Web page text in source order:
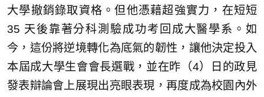
大學撤銷錄取資格。但他憑藉超強實力，在短短
35 天後靠著分科測驗成功考回成大醫學系。如
今，這份將逆境轉化為底氣的韌性，讓他決定投入
本屆成大學生會會長選戰，並在昨（4）日的政見
發表辯論會上展現出亮眼表現，再度成為校園內外